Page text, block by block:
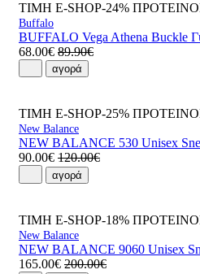
ΤΙΜΗ E-SHOP-24%
Buffalo
BUFFALO Vega Athena Buckle
68.00€ 89.90€
αγορά
ΤΙΜΗ E-SHOP-25%
New Balance
NEW BALANCE 530 Unisex
90.00€ 120.00€
αγορά
ΤΙΜΗ E-SHOP-18%
New Balance
NEW BALANCE 9060 Unisex
165.00€ 200.00€